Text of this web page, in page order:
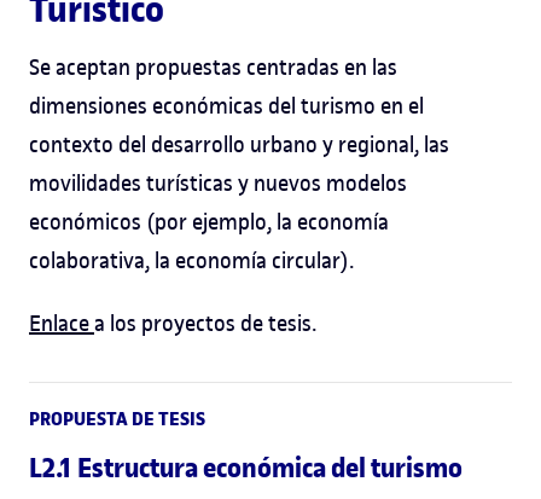
Se aceptan propuestas centradas en las
dimensiones económicas del turismo en el
contexto del desarrollo urbano y regional, las
movilidades turísticas y nuevos modelos
económicos (por ejemplo, la economía
colaborativa, la economía circular).
Enlacea los proyectos de tesis.
PROPUESTA DE TESIS
L2.1 Estructura económica del turismo